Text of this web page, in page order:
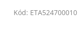
Kód: ETA524700010